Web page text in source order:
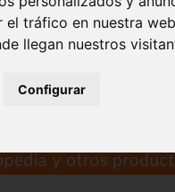
el tráfico en nuestra
llegan nuestros
Configurar